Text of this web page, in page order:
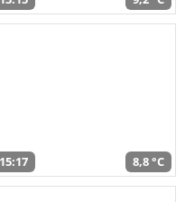
15:17 8,8 °C